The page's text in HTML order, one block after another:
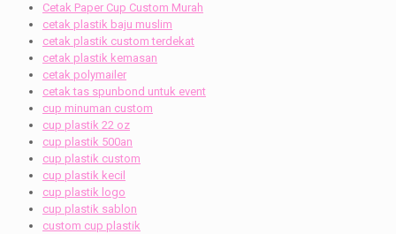
Cetak Paper Cup Custom Murah
cetak plastik baju muslim
cetak plastik custom terdekat
cetak plastik kemasan
cetak polymailer
cetak tas spunbond untuk event
cup minuman custom
cup plastik 22 oz
cup plastik 500an
cup plastik custom
cup plastik kecil
cup plastik logo
cup plastik sablon
custom cup plastik